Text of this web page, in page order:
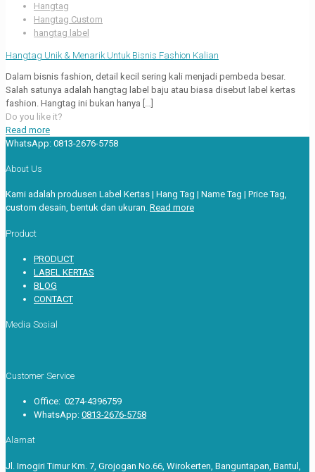
Hangtag
Hangtag Custom
hangtag label
Hangtag Unik & Menarik Untuk Bisnis Fashion Kalian
Dalam bisnis fashion, detail kecil sering kali menjadi pembeda besar.
Salah satunya adalah hangtag label baju atau biasa disebut label kertas
fashion. Hangtag ini bukan hanya
Do you like it?
Read more
WhatsApp: 0813-2676-5758
About Us
Kami adalah produsen Label Kertas | Hang Tag | Name Tag | Price Tag,
custom desain, bentuk dan ukuran. Read more
Product
PRODUCT
LABEL KERTAS
BLOG
CONTACT
Media Sosial
Customer Service
Office: 0274-4396759
WhatsApp: 0813-2676-5758
Alamat
Jl. Imogiri Timur Km. 7, Grojogan No.66, Wirokerten, Banguntapan, Bantul,